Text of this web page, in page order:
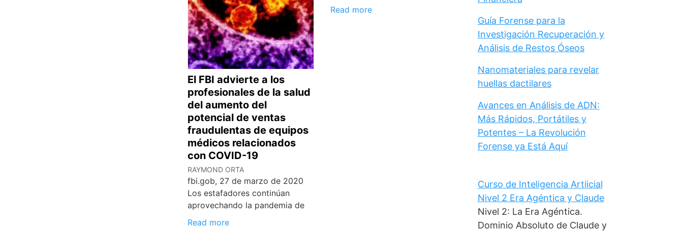
El FBI advierte a los
profesionales de la salud
del aumento del
potencial de ventas
fraudulentas de equipos
médicos relacionados
con COVID-19
RAYMOND ORTA
fbi.gob, 27 de marzo de 2020
Los estafadores continúan
aprovechando la pandemia de
Read more
Read more
Guía Forense para la
Investigación Recuperación y
Análisis de Restos Óseos
Nanomateriales para revelar
huellas dactilares
Avances en Análisis de ADN:
Más Rápidos, Portátiles y
Potentes – La Revolución
Forense ya Está Aquí
Curso de Inteligencia Artiicial
Nivel 2 Era Agéntica y Claude
Nivel 2: La Era Agéntica.
Dominio Absoluto de Claude y